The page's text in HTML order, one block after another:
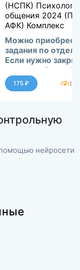
(НСПК)
общения 2024
АФК) Комплекс
Можно
задания по
Если нужно
сессию-
ЛС.175 ₽
нейросети